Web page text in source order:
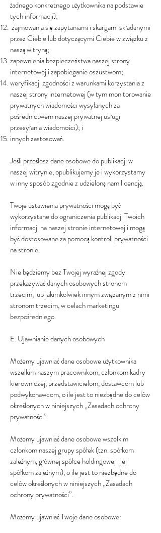
żadnego konkretnego użytkownika na podstawie
tych informacji);
zajmowania się zapytaniami i skargami składanymi
przez Ciebie lub dotyczącymi Ciebie w związku z
naszą witryną;
zapewnienia bezpieczeństwa naszej strony
internetowej i zapobieganie oszustwom;
weryfikacji zgodności z warunkami korzystania z
naszej strony internetowej (w tym monitorowanie
prywatnych wiadomości wysyłanych za
pośrednictwem naszej prywatnej usługi
przesyłania wiadomości); i
innych zastosowań.
Jeśli prześlesz dane osobowe do publikacji w
naszej witrynie, opublikujemy je i wykorzystamy
w inny sposób zgodnie z udzieloną nam licencją.
Twoje ustawienia prywatności mogą być
wykorzystane do ograniczenia publikacji Twoich
informacji na naszej stronie internetowej i mogą
być dostosowane za pomocą kontroli prywatności
na stronie.
Nie będziemy bez Twojej wyraźnej zgody
przekazywać danych osobowych stronom
trzecim, lub jakimkolwiek innym związanym z nimi
stronom trzecim, w celach marketingu
bezpośredniego.
E. Ujawnianie danych osobowych
Możemy ujawniać dane osobowe użytkownika
wszelkim naszym pracownikom, członkom kadry
kierowniczej, przedstawicielom, dostawcom lub
podwykonawcom, o ile jest to niezbędne do celów
określonych w niniejszych „Zasadach ochrony
prywatności”.
Możemy ujawniać dane osobowe wszelkim
członkom naszej grupy spółek (tzn. spółkom
zależnym, głównej spółce holdingowej i jej
spółkom zależnym), o ile jest to niezbędne do
celów określonych w niniejszych „Zasadach
ochrony prywatności”.
Możemy ujawniać Twoje dane osobowe: